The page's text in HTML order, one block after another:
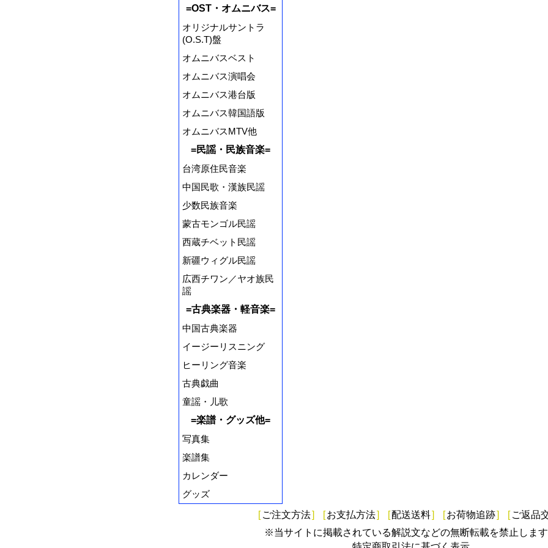
=OST・オムニバス=
オリジナルサントラ
(O.S.T)盤
オムニバスベスト
オムニバス演唱会
オムニバス港台版
オムニバス韓国語版
オムニバスMTV他
=民謡・民族音楽=
台湾原住民音楽
中国民歌・漢族民謡
少数民族音楽
蒙古モンゴル民謡
西蔵チベット民謡
新疆ウィグル民謡
広西チワン／ヤオ族民
謡
=古典楽器・軽音楽=
中国古典楽器
イージーリスニング
ヒーリング音楽
古典戯曲
童謡・儿歌
=楽譜・グッズ他=
写真集
楽譜集
カレンダー
グッズ
[ ご注文方法] [お支払方法] [配送送料] [お荷物追跡] [ ご返品
※当サイトに掲載されている解説文などの無断転載を禁止します